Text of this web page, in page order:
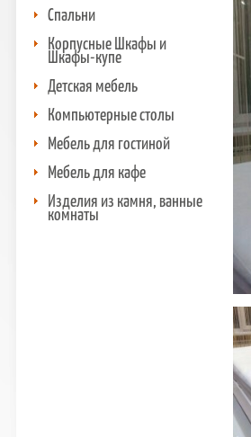
Спальни
Корпусные Шкафы и
Шкафы-купе
Детская мебель
Компьютерные столы
Мебель для гостиной
Мебель для кафе
Изделия из камня, ванные
комнаты